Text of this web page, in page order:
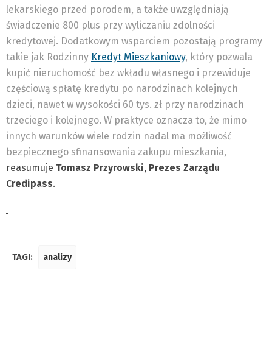
lekarskiego przed porodem, a także uwzględniają
świadczenie 800 plus przy wyliczaniu zdolności
kredytowej. Dodatkowym wsparciem pozostają programy
takie jak Rodzinny Kredyt Mieszkaniowy, który pozwala
kupić nieruchomość bez wkładu własnego i przewiduje
częściową spłatę kredytu po narodzinach kolejnych
dzieci, nawet w wysokości 60 tys. zł przy narodzinach
trzeciego i kolejnego. W praktyce oznacza to, że mimo
innych warunków wiele rodzin nadal ma możliwość
bezpiecznego sfinansowania zakupu mieszkania,
reasumuje Tomasz Przyrowski, Prezes Zarządu
Credipass.
TAGI: analizy